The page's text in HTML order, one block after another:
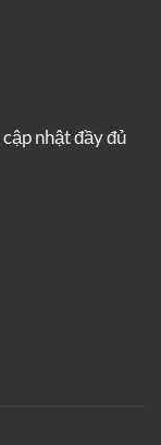
cập nhật đầy đủ